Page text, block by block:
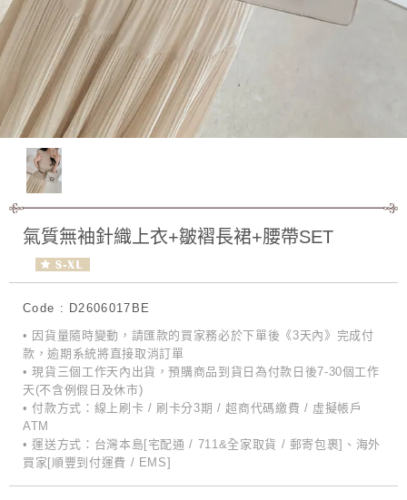
氣質無袖針織上衣+皺褶長裙+腰帶SET
Code : D2606017BE
• 因貨量隨時變動，請匯款的買家務必於下單後《3天內》完成付
款，逾期系統將直接取消訂單
• 現貨三個工作天內出貨，預購商品到貨日為付款日後7-30個工作
天(不含例假日及休市)
• 付款方式：線上刷卡 / 刷卡分3期 / 超商代碼繳費 / 虛擬帳戶
ATM
• 運送方式：台灣本島[宅配通 / 711&全家取貨 / 郵寄包裹]、海外
買家[順豐到付運費 / EMS]